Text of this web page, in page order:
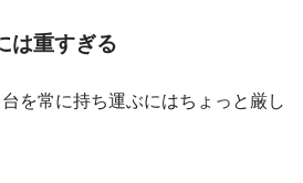
は重すぎる
を常に持ち運ぶにはちょっと厳し